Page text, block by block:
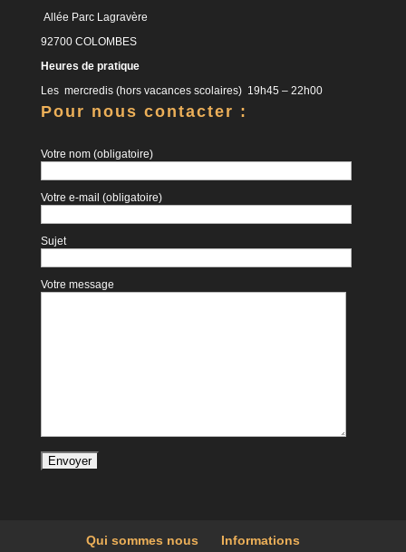
Allée Parc Lagravère
92700 COLOMBES
Heures de pratique
Les mercredis (hors vacances scolaires) 19h45 – 22h00
Pour nous contacter :
Votre nom (obligatoire)
Votre e-mail (obligatoire)
Sujet
Votre message
Qui sommes nous Informations